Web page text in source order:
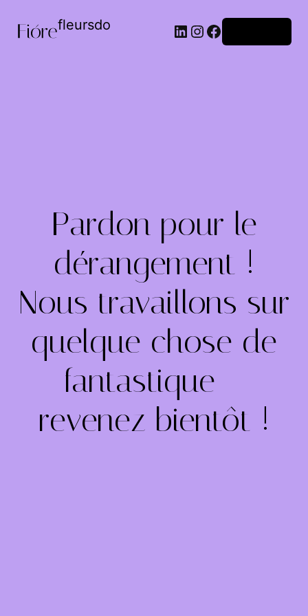
fleursdo
Pardon pour le
dérangement !
Nous travaillons sur
quelque chose de
fantastique –
revenez bientôt !